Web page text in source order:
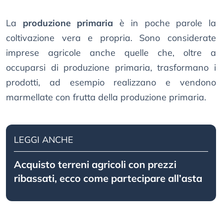
La produzione primaria è in poche parole la
coltivazione vera e propria. Sono considerate
imprese agricole anche quelle che, oltre a
occuparsi di produzione primaria, trasformano i
prodotti, ad esempio realizzano e vendono
marmellate con frutta della produzione primaria.
LEGGI ANCHE
Acquisto terreni agricoli con prezzi
ribassati, ecco come partecipare all’asta